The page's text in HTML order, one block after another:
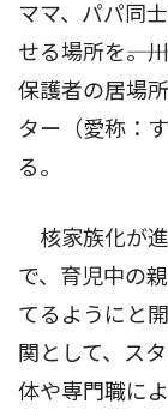
ママ、パパ同
せる場所を――
保護者の居場
ター（愛称：
る。
核家族化が
で、育児中の
てるようにと
関として、ス
体や専門職に